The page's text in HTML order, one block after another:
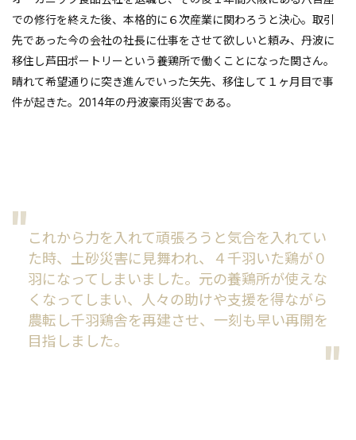
での修行を終えた後、本格的に６次産業に関わろうと決心。取引
先であった今の会社の社長に仕事をさせて欲しいと頼み、 丹波に
移住し芦田ポートリーという養鶏所で働くことになった関さん。
晴れて希望通りに突き進んでいった矢先、移住して１ヶ月目で事
件が起きた。2014年の丹波豪雨災害である。
これから力を入れて頑張ろうと気合を入れてい
た時、土砂災害に見舞われ、４千羽いた鶏が０
羽になってしまいました。元の養鶏所が使えな
くなってしまい、人々の助けや支援を得ながら
農転し千羽鶏舎を再建させ、一刻も早い再開を
目指しました。